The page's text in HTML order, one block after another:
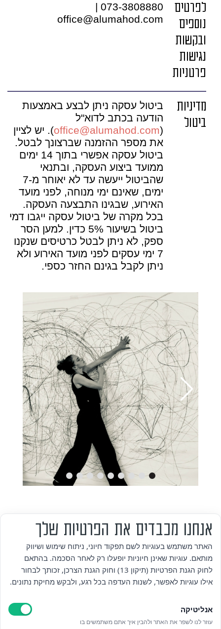
לפרטים
נוספים
ובקשות
נגישות
פרטניות
073-3808880 |
office@alumahod.com
מדיניות
ביטול
ביטול עסקה ניתן לבצע באמצעות
הודעה בכתב לדוא"ל
(
office@alumahod.com). יש לציין
את מספר ההזמנה שברצונך לבטל.
ביטול עסקה אפשרי בתוך 14 ימים
ממועד ביצוע העסקה, ובתנאי
שהביטול ייעשה עד לא יאוחר מ-7
ימים, שאינם ימי מנוחה, לפני מועד
האירוע, שבגינו התבצעה העסקה.
בכל מקרה של ביטול עסקה ייגבו דמי
ביטול בשיעור 5% כדין. למען הסר
ספק, לא ניתן לבטל כרטיסים שנקנו
7 ימי עסקים לפני מועד האירוע ולא
ניתן לקבל בגינם החזר כספי.
אזור אישי
מדיניות פרטיות
הצהרת נגישות
אנחנו מכבדים את הפרטיות שלך
האתר משתמש בעוגיות לשם תפקוד חיוני, ניתוח שימוש ושיווק
מותאם. עוגיות שאינן חיוניות יופעלו רק לאחר הסכמה. בהתאם
לחוק הגנת הפרטיות (תיקון 13) וחוק הגנת הצרכן, זכותך לבחור
אילו עוגיות לאפשר, לשנות העדפה בכל רגע, ולבקש מחיקת נתונים.
אנליטיקה
עוזר לנו לשפר את האתר ולהבין איך אתם משתמשים בו